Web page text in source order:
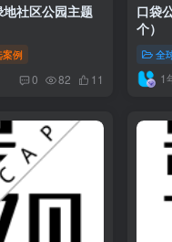
社区公园主题
例
0 82 11
口袋
个）
全
1